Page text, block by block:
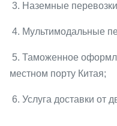
3. Наземные
4. Мультимодальные
5. Таможенное
местном порту Китая;
6. Услуга доставки